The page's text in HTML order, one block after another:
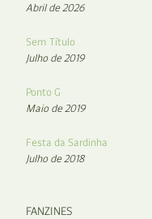
Abril de 2026
Sem Título
Julho de 2019
Ponto G
Maio de 2019
Festa da Sardinha
Julho de 2018
FANZINES